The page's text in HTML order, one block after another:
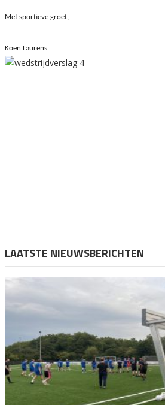
Met sportieve groet,
Koen Laurens
LAATSTE NIEUWSBERICHTEN